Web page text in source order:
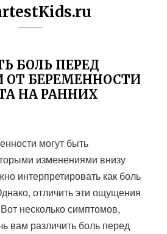
БОЛЬ ПЕРЕД
БЕРЕМЕННОСТИ
НА РАННИХ
могут быть
изменениями внизу
интерпретировать как боль
отличить эти ощущения
несколько симптомов,
вам различить боль перед